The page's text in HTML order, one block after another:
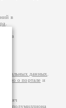
в
за
данных
о портале и
тысяч
полумиллиона